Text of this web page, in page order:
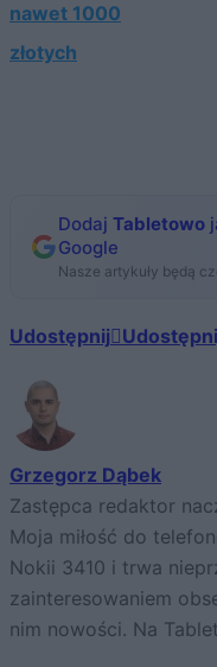
nawet 1000
złotych
Dodaj Tabletowo
Google
Nasze artykuły będą
Udostępnij
Grzegorz Dąbek
Zastępca redaktor
Moja miłość do
Nokii 3410 i trwa
zainteresowaniem
nim nowości. Na